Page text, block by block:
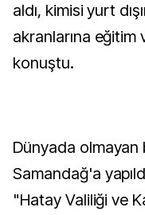
aldı, kimisi yurt
akranlarına eğitim
konuştu.
Dünyada
Samandağ'a
"Hatay Valiliği ve